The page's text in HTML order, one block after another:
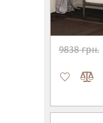
9838 грн.